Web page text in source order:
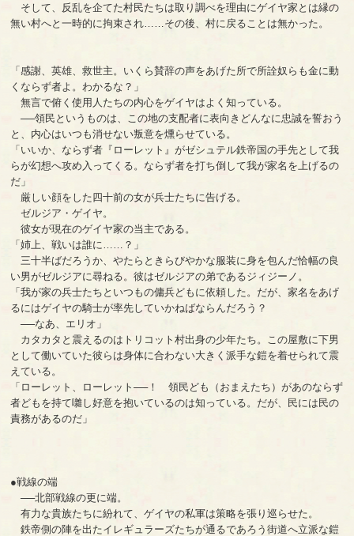
そして、反乱を企てた村民たちは取り調べを理由にゲイヤ家とは縁の
無い村へと一時的に拘束され……その後、村に戻ることは無かった。
「感謝、英雄、救世主。いくら賛辞の声をあげた所で所詮奴らも金に動
くならず者よ。わかるな？」
無言で俯く使用人たちの内心をゲイヤはよく知っている。
──領民というものは、この地の支配者に表向きどんなに忠誠を誓おう
と、内心はいつも消せない叛意を燻らせている。
「いいか、ならず者『ローレット』がゼシュテル鉄帝国の手先として我
らが幻想へ攻め入ってくる。ならず者を打ち倒して我が家名を上げるの
だ」
厳しい顔をした四十前の女が兵士たちに告げる。
ゼルジア・ゲイヤ。
彼女が現在のゲイヤ家の当主である。
「姉上、戦いは誰に……？」
三十半ばだろうか、やたらときらびやかな服装に身を包んだ恰幅の良
い男がゼルジアに尋ねる。彼はゼルジアの弟であるジィジーノ。
「我が家の兵士たちといつもの傭兵どもに依頼した。だが、家名をあげ
るにはゲイヤの騎士が率先していかねばならんだろう？
──なあ、エリオ」
カタカタと震えるのはトリコット村出身の少年たち。この屋敷に下男
として働いていた彼らは身体に合わない大きく派手な鎧を着せられて震
えている。
「ローレット、ローレット──！ 領民ども（おまえたち）があのならず
者どもを持て囃し好意を抱いているのは知っている。だが、民には民の
責務があるのだ」
●戦線の端
──北部戦線の更に端。
有力な貴族たちに紛れて、ゲイヤの私軍は策略を張り巡らせた。
鉄帝側の陣を出たイレギュラーズたちが通るであろう街道へ立派な鎧